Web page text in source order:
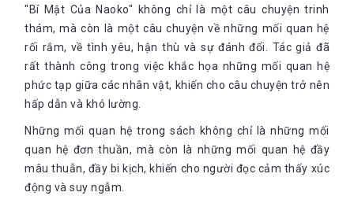
"Bí Mật Của Naoko" không chỉ là một câu chuyện trinh
thám, mà còn là một câu chuyện về những mối quan hệ
rối rắm, về tình yêu, hận thù và sự đánh đổi. Tác giả đã
rất thành công trong việc khắc họa những mối quan hệ
phức tạp giữa các nhân vật, khiến cho câu chuyện trở nên
hấp dẫn và khó lường.
Những mối quan hệ trong sách không chỉ là những mối
quan hệ đơn thuần, mà còn là những mối quan hệ đầy
mâu thuẫn, đầy bi kịch, khiến cho người đọc cảm thấy xúc
động và suy ngẫm.